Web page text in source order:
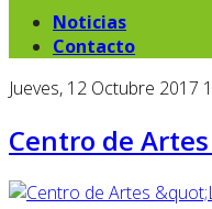
Noticias
Contacto
Jueves, 12 Octubre 2017
Centro de